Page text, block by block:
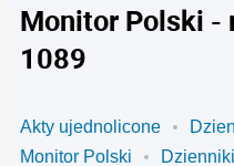
Monitor Polski -
1089
Akty ujednolicone
Monitor Polski